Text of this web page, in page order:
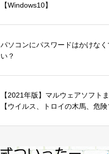
【Windows10】
パソコンにパスワードはかけな
い？
【2021年版】マルウェアソフト
【ウイルス、トロイの木馬、危険